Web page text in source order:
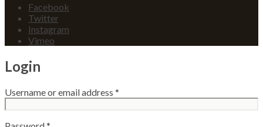
Facebook
Twitter
Instagram
Vimeo
Login
Username or email address *